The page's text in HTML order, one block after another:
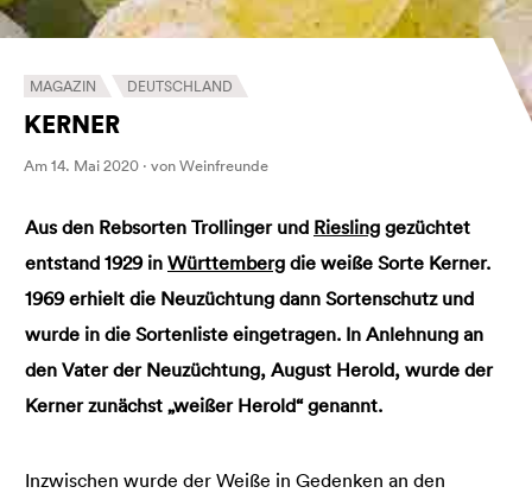
MAGAZIN DEUTSCHLAND
KERNER
Am 14. Mai 2020 · von Weinfreunde
Aus den Rebsorten Trollinger und Riesling gezüchtet
entstand 1929 in Württemberg die weiße Sorte Kerner.
1969 erhielt die Neuzüchtung dann Sortenschutz und
wurde in die Sortenliste eingetragen. In Anlehnung an
den Vater der Neuzüchtung, August Herold, wurde der
Kerner zunächst „weißer Herold“ genannt.
Inzwischen wurde der Weiße in Gedenken an den